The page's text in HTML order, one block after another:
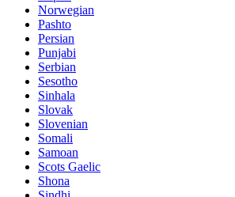
Norwegian
Pashto
Persian
Punjabi
Serbian
Sesotho
Sinhala
Slovak
Slovenian
Somali
Samoan
Scots Gaelic
Shona